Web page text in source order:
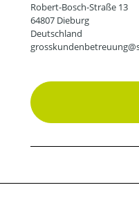
Robert-Bosch-Straße 13
64807 Dieburg
Deutschland